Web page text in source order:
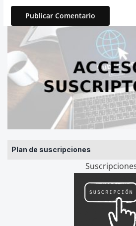
Plan de suscripciones